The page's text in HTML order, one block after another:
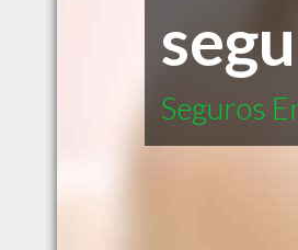
Seguros